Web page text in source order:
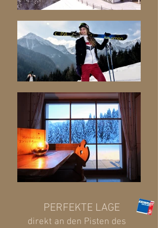
PERFEKTE LAGE
direkt an den Pisten des